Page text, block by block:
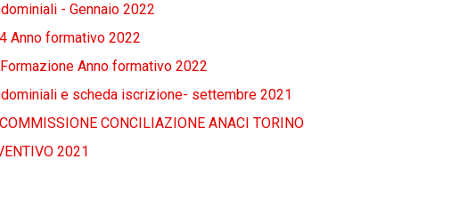
- Gennaio 2022
Anno formativo 2022
Anno formativo 2022
e scheda iscrizione- settembre 2021
CONCILIAZIONE ANACI TORINO
2021